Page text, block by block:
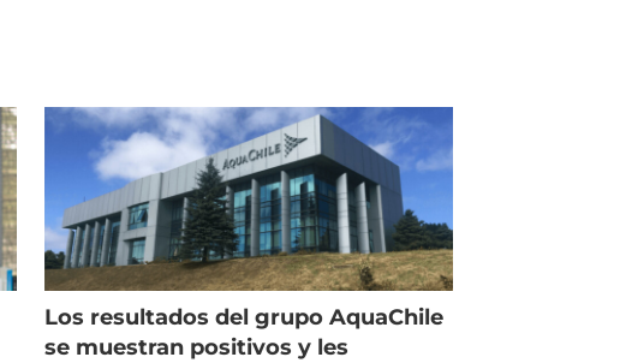
Los resultados del grupo AquaChile
se muestran positivos y les